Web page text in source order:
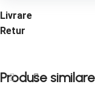
Livrare
Retur
Produse similare